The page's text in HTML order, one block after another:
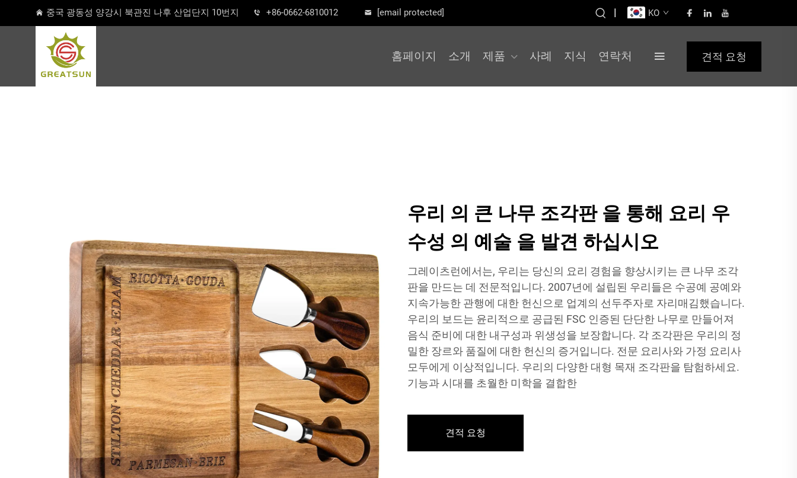
중국 광동성 양강시 북관진 나후 산업단지 10번지 +86-0662-6810012 [email protected] | KO
홈페이지 소개 제품 사례 지식 연락처 견적 요청
우리 의 큰 나무 조각판 을 통해 요리 우
수성 의 예술 을 발견 하십시오
그레이츠런에서는, 우리는 당신의 요리 경험을 향상시키는 큰 나무 조각
판을 만드는 데 전문적입니다. 2007년에 설립된 우리들은 수공예 공예와
지속가능한 관행에 대한 헌신으로 업계의 선두주자로 자리매김했습니다.
우리의 보드는 윤리적으로 공급된 FSC 인증된 단단한 나무로 만들어져
음식 준비에 대한 내구성과 위생성을 보장합니다. 각 조각판은 우리의 정
밀한 장르와 품질에 대한 헌신의 증거입니다. 전문 요리사와 가정 요리사
모두에게 이상적입니다. 우리의 다양한 대형 목재 조각판을 탐험하세요.
기능과 시대를 초월한 미학을 결합한
견적 요청